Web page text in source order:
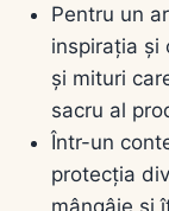
Pentru un
inspirația și
și mituri
sacru al
Într-un
protecția
mângâie și